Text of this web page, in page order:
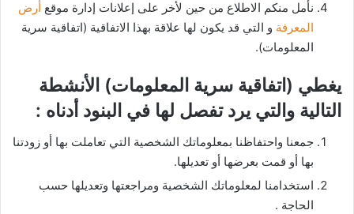
نأمل منكم الاطلاع من حين لأخر على إعلانات إدارة موقع أرض
المعرفة و التي قد يكون لها علاقة بهذا الاتفاقية (اتفاقية سرية
المعلومات).
يغطي (اتفاقية سرية المعلومات) الأنشطة
التالية والتي يرد تفصل لها في البنود أدناه :
جمعنا واحتفاظنا بمعلوماتك الشخصية التي تعاملت بها أو زودتنا
بها أو قمت بعرضها أو تعديلها.
استخدامنا لمعلوماتك الشخصية ومراجعتها وتعديلها حسب
الحاجة .